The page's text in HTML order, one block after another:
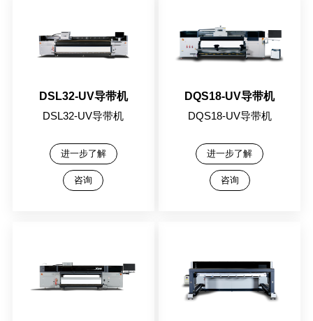
DSL32-UV导带机
DSL32-UV导带机
进一步了解
咨询
DQS18-UV导带机
DQS18-UV导带机
进一步了解
咨询